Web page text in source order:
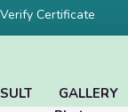
Verify Certificate
GALLERY